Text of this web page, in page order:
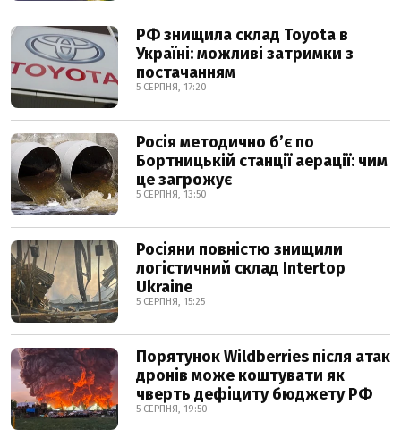
РФ знищила склад Toyota в
Україні: можливі затримки з
постачанням
5 СЕРПНЯ, 17:20
Росія методично б’є по
Бортницькій станції аерації: чим
це загрожує
5 СЕРПНЯ, 13:50
Росіяни повністю знищили
логістичний склад Intertop
Ukraine
5 СЕРПНЯ, 15:25
Порятунок Wildberries після атак
дронів може коштувати як
чверть дефіциту бюджету РФ
5 СЕРПНЯ, 19:50